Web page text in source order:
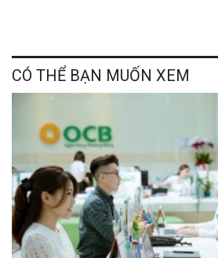
CÓ THỂ BẠN MUỐN XEM